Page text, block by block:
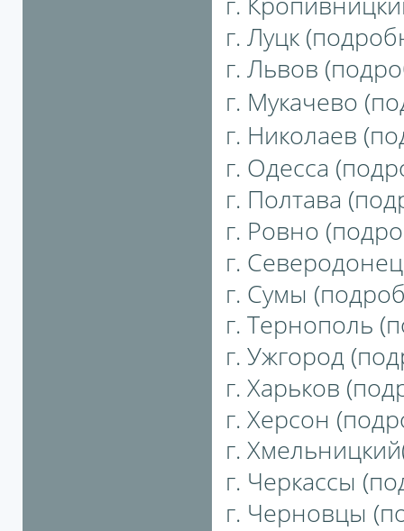
г. Луцк
г. Львов
г. Мукачево
г. Николаев
г. Одесса
г. Полтава
г. Ровно
г.
г. Сумы
г. Тернополь
г. Ужгород
г. Харьков
г. Херсон
г.
г. Черкассы
г. Черновцы